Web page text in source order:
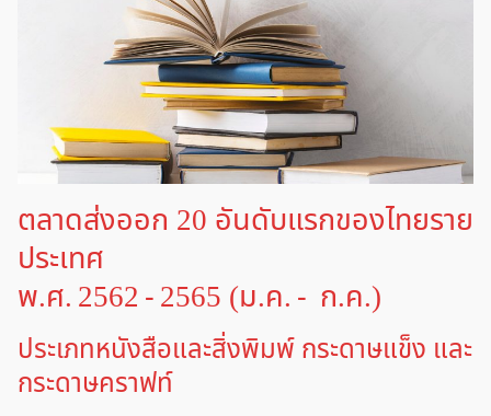
ตลาดส่งออก 20 อันดับแรกของไทยราย
ประเทศ
พ.ศ. 2562 - 2565 (ม.ค. - ก.ค.)
ประเภทหนังสือและสิ่งพิมพ์ กระดาษแข็ง และ
กระดาษคราฟท์